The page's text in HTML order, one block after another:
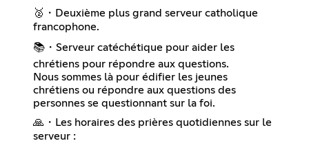
🥈・Deuxième plus grand serveur catholique
francophone.
📚・Serveur catéchétique pour aider les
chrétiens pour répondre aux questions.
Nous sommes là pour édifier les jeunes
chrétiens ou répondre aux questions des
personnes se questionnant sur la foi.
🙏・Les horaires des prières quotidiennes sur le
serveur :